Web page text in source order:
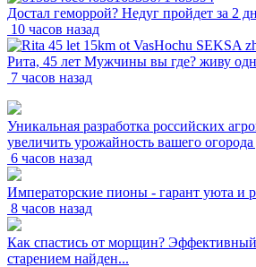
Достал геморрой? Недуг пройдет за 2
10 часов назад
Рита, 45 лет Мужчины вы где? живу
7 часов назад
Уникальная разработка российских
увеличить урожайность вашего
6 часов назад
Императорские пионы - гарант уюта и
8 часов назад
Как спастись от морщин?
старением найден...